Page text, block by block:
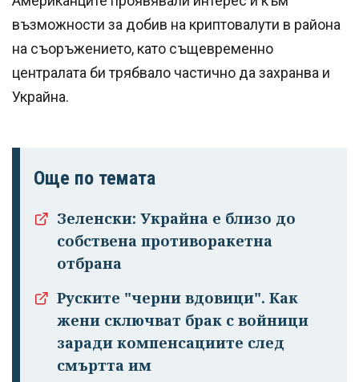
възможности за добив на криптовалути в района
на съоръжението, като същевременно
централата би трябвало частично да захранва и
Украйна.
Още по темата
Зеленски: Украйна е близо до
собствена противоракетна
отбрана
Руските "черни вдовици". Как
жени сключват брак с войници
заради компенсациите след
смъртта им